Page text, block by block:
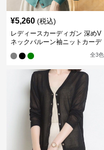
¥5,260 (税込)
レディースカーディガン 深めV
ネックバルーン袖ニットカーデ
全3色